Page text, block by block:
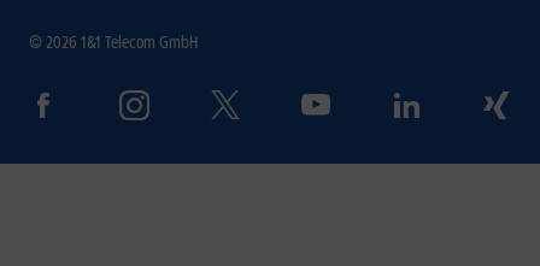
© 2026 1&1 Telecom GmbH